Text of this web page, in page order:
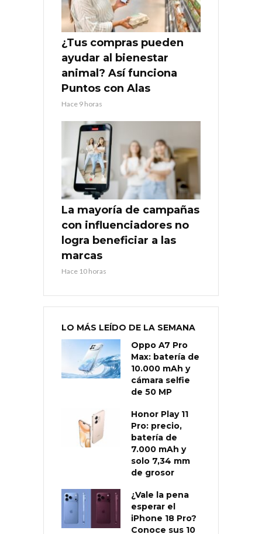
¿Tus compras pueden
ayudar al bienestar
animal? Así funciona
Puntos con Alas
Hace 9 horas
La mayoría de campañas
con influenciadores no
logra beneficiar a las
marcas
Hace 10 horas
LO MÁS LEÍDO DE LA SEMANA
Oppo A7 Pro
Max: batería de
10.000 mAh y
cámara selfie
de 50 MP
Honor Play 11
Pro: precio,
batería de
7.000 mAh y
solo 7,34 mm
de grosor
¿Vale la pena
esperar el
iPhone 18 Pro?
Conoce sus 10